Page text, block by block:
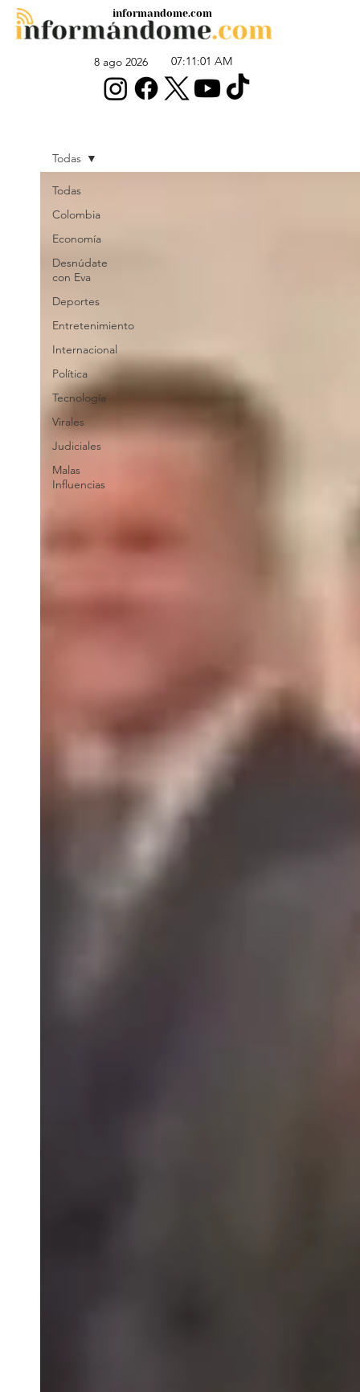
8 ago 2026 07:11:01 AM
informandome.com
Todas
Colombia
Economía
Desnúdate
con Eva
Deportes
Entretenimiento
Internacional
Política
Tecnología
Virales
Judiciales
Malas
Influencias
Todas